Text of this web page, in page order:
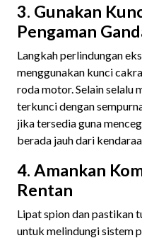
3. Gunakan
Pengaman
Langkah perlindungan
menggunakan kunci
roda motor. Selain selalu
terkunci dengan
jika tersedia guna
berada jauh dari
4. Amankan
Rentan
Lipat spion dan pastikan
untuk melindungi sistem